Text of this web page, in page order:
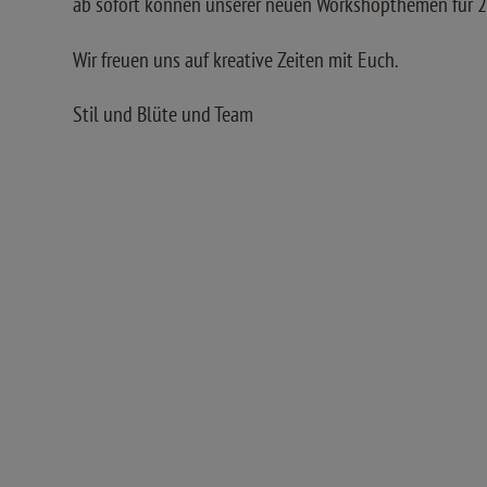
Wir freuen uns auf kreative Zeiten mit Euch.
Stil und Blüte und Team